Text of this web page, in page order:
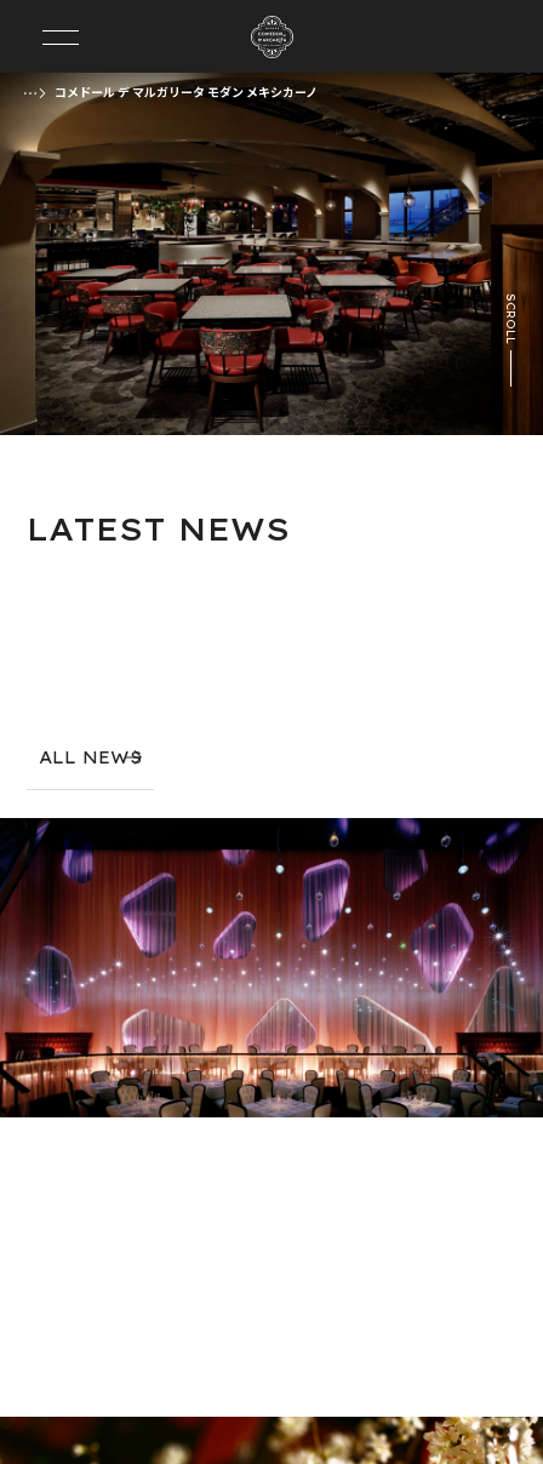
コメドール デ マルガリータ モダン メキシカーノ
SCROLL
LATEST NEWS
ALL NEWS
前の画像 次の画像